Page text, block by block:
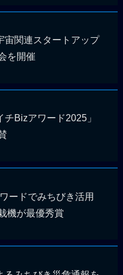
宙関連スタートアップ
を開催
チBizアワード2025」
ードでみちびき活用
機が最優秀賞